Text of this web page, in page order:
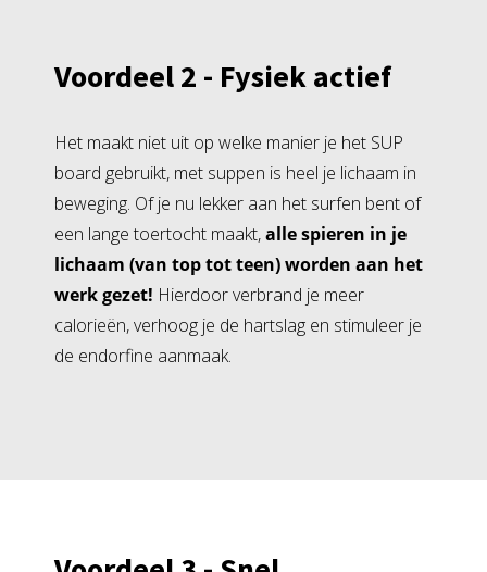
Voordeel 2 - Fysiek actief
Het maakt niet uit op welke manier je het SUP
board gebruikt, met suppen is heel je lichaam in
beweging. Of je nu lekker aan het surfen bent of
een lange toertocht maakt,alle spieren in je
lichaam (van top tot teen) worden aan het
werk gezet! Hierdoor verbrand je meer
calorieën, verhoog je de hartslag en stimuleer je
de endorfine aanmaak.